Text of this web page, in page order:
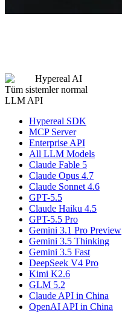
Hypereal AI
Tüm sistemler normal
LLM API
Hypereal SDK
MCP Server
Enterprise API
All LLM Models
Claude Fable 5
Claude Opus 4.7
Claude Sonnet 4.6
GPT-5.5
Claude Haiku 4.5
GPT-5.5 Pro
Gemini 3.1 Pro Preview
Gemini 3.5 Thinking
Gemini 3.5 Fast
DeepSeek V4 Pro
Kimi K2.6
GLM 5.2
Claude API in China
OpenAI API in China